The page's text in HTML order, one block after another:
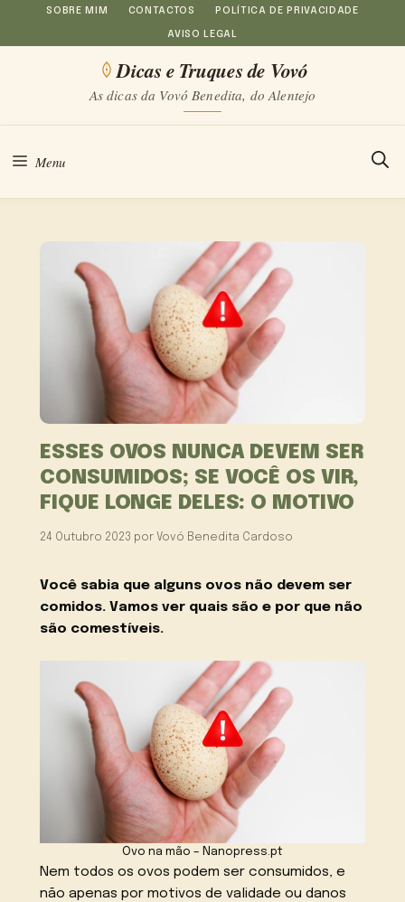
Saltar
para
conteúdo
SOBRE MIM CONTACTOS POLÍTICA DE PRIVACIDADE
AVISO LEGAL
Dicas e Truques de Vovó
As dicas da Vovó Benedita, do Alentejo
Menu
ESSES OVOS NUNCA DEVEM SER
CONSUMIDOS; SE VOCÊ OS VIR,
FIQUE LONGE DELES: O MOTIVO
24 Outubro 2023 por Vovó Benedita Cardoso
Você sabia que alguns ovos não devem ser
comidos. Vamos ver quais são e por que não
são comestíveis.
Ovo na mão – Nanopress.pt
Nem todos os ovos podem ser consumidos, e
não apenas por motivos de validade ou danos